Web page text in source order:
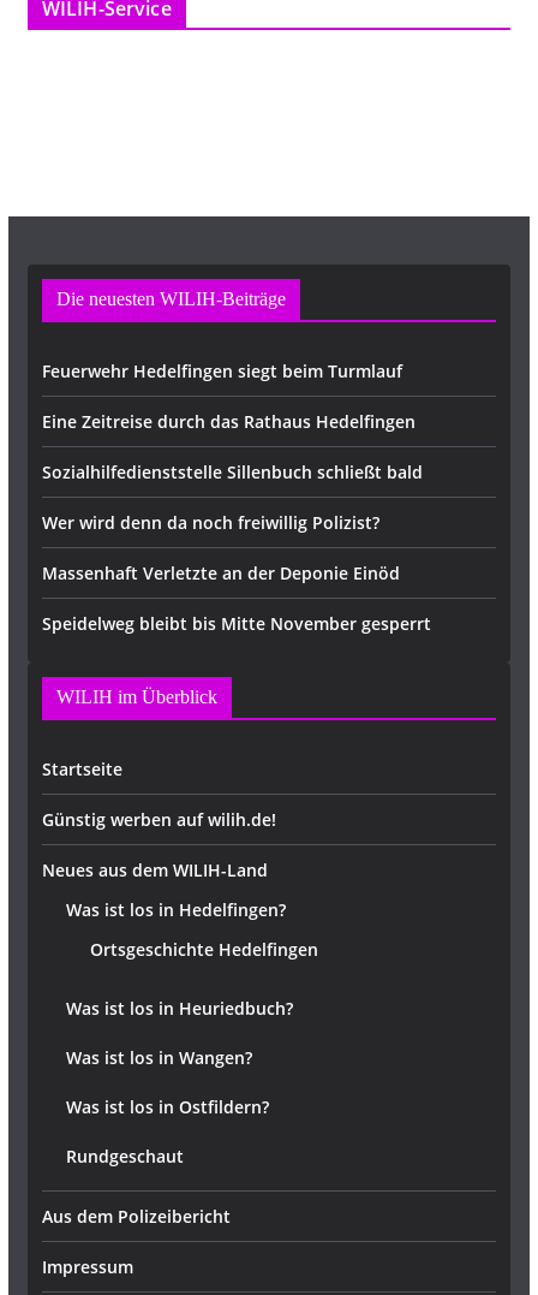
WILIH-Service
Die neuesten WILIH-Beiträge
Feuerwehr Hedelfingen siegt beim Turmlauf
Eine Zeitreise durch das Rathaus Hedelfingen
Sozialhilfedienststelle Sillenbuch schließt bald
Wer wird denn da noch freiwillig Polizist?
Massenhaft Verletzte an der Deponie Einöd
Speidelweg bleibt bis Mitte November gesperrt
WILIH im Überblick
Startseite
Günstig werben auf wilih.de!
Neues aus dem WILIH-Land
Was ist los in Hedelfingen?
Ortsgeschichte Hedelfingen
Was ist los in Heuriedbuch?
Was ist los in Wangen?
Was ist los in Ostfildern?
Rundgeschaut
Aus dem Polizeibericht
Impressum